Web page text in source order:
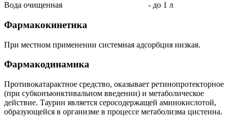
Вода очищенная - до 1 л
Фармакокинетика
При местном применении системная адсорбция низкая.
Фармакодинамика
Противокатарактное средство, оказывает ретинопротекторное
(при субконъюнктивальном введении) и метаболическое
действие. Таурин является серосодержащей аминокислотой,
образующейся в организме в процессе метаболизма цистеина.